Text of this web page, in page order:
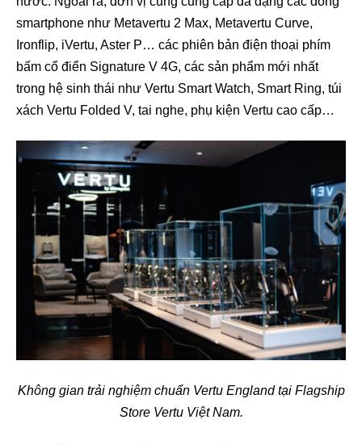
smartphone như Metavertu 2 Max, Metavertu Curve,
Ironflip, iVertu, Aster P… các phiên bản điện thoại phím
bấm cổ điển Signature V 4G, các sản phẩm mới nhất
trong hệ sinh thái như Vertu Smart Watch, Smart Ring, túi
xách Vertu Folded V, tai nghe, phụ kiện Vertu cao cấp…
Không gian trải nghiệm chuẩn Vertu England tại Flagship
Store Vertu Việt Nam.